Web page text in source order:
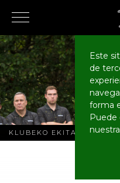
Este
de
forma
Puede
KLUBEKO EKITALDIAK